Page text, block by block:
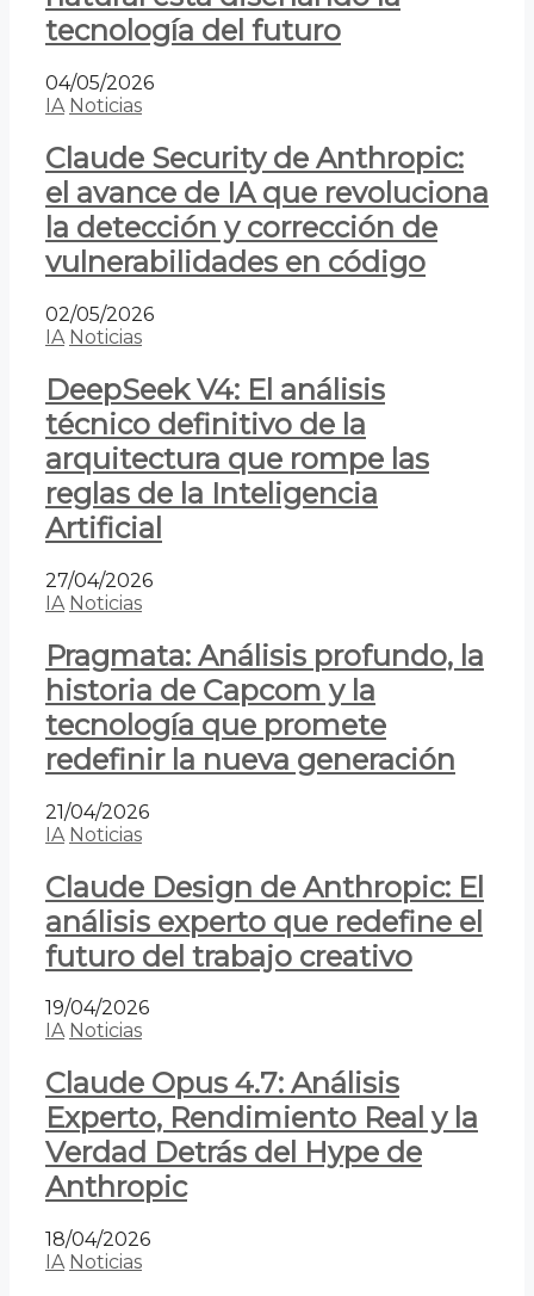
tecnología del futuro
04/05/2026
IA Noticias
Claude Security de Anthropic:
el avance de IA que revoluciona
la detección y corrección de
vulnerabilidades en código
02/05/2026
IA Noticias
DeepSeek V4: El análisis
técnico definitivo de la
arquitectura que rompe las
reglas de la Inteligencia
Artificial
27/04/2026
IA Noticias
Pragmata: Análisis profundo, la
historia de Capcom y la
tecnología que promete
redefinir la nueva generación
21/04/2026
IA Noticias
Claude Design de Anthropic: El
análisis experto que redefine el
futuro del trabajo creativo
19/04/2026
IA Noticias
Claude Opus 4.7: Análisis
Experto, Rendimiento Real y la
Verdad Detrás del Hype de
Anthropic
18/04/2026
IA Noticias